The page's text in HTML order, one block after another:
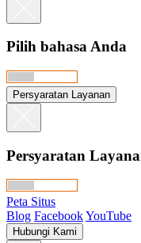
Pilih bahasa Anda
Persyaratan Layanan
Persyaratan
Peta Situs
Blog FacebookYouTube
Hubungi Kami